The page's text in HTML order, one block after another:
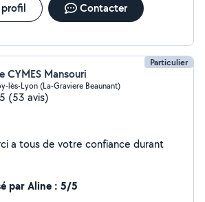
Contacter
Particulier
CYMES Mansouri
lès-Lyon (La-Graviere Beaunant)
(53 avis)
a tous de votre confiance durant
par Aline : 5/5